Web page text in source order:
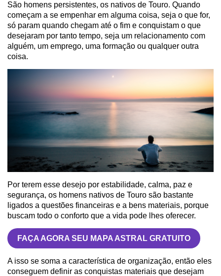
São homens persistentes, os nativos de Touro. Quando
começam a se empenhar em alguma coisa, seja o que for,
só param quando chegam até o fim e conquistam o que
desejaram por tanto tempo, seja um relacionamento com
alguém, um emprego, uma formação ou qualquer outra
coisa.
Por terem esse desejo por estabilidade, calma, paz e
segurança, os homens nativos de Touro são bastante
ligados a questões financeiras e a bens materiais, porque
buscam todo o conforto que a vida pode lhes oferecer.
FAÇA AGORA SEU MAPA ASTRAL GRATUITO
A isso se soma a característica de organização, então eles
conseguem definir as conquistas materiais que desejam